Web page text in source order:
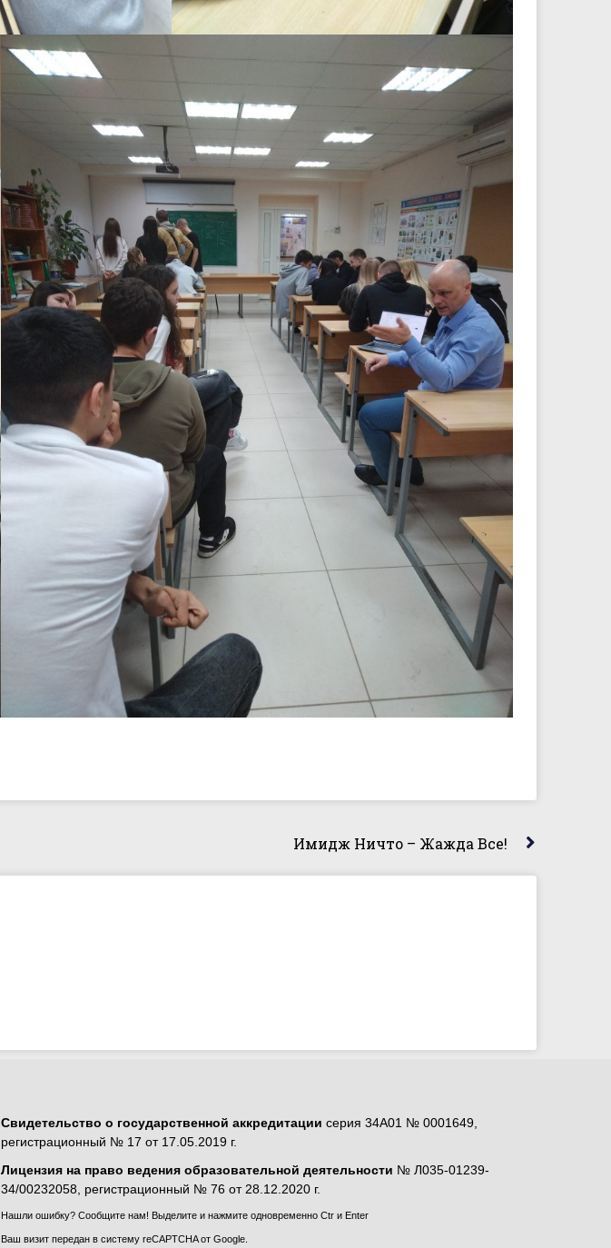
Имидж Ничто – Жажда Все!
Свидетельство о государственной аккредитации серия 34А01 № 0001649,
регистрационный № 17 от 17.05.2019 г.
Лицензия на право ведения образовательной деятельности № Л035-01239-
34/00232058, регистрационный № 76 от 28.12.2020 г.
Нашли ошибку? Сообщите нам! Выделите и нажмите одновременно Ctr и Enter
Ваш визит передан в систему reCAPTCHA от Google.